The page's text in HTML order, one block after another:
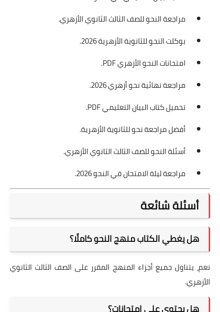
مراجعة النحو للصف الثالث الثانوي الأزهري.
بوكلت النحو للثانوية الأزهرية 2026.
امتحانات النحو الأزهري PDF.
مراجعة نهائية نحو أزهري 2026.
تحميل كتاب البيان التعليمي PDF.
أفضل مراجعة نحو للثانوية الأزهرية.
أسئلة النحو للصف الثالث الثانوي الأزهري.
مراجعة ليلة الامتحان في النحو 2026.
أسئلة شائعة
هل يغطي الكتاب منهج النحو كاملًا؟
نعم، يتناول جميع أجزاء المنهج المقرر على الصف الثالث الثانوي
الأزهري.
هل يحتوي على امتحانات؟